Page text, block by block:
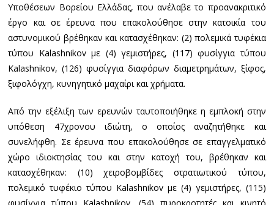
Υποθέσεων Βορείου Ελλάδας, που ανέλαβε το προανακριτικό
έργο και σε έρευνα που επακολούθησε στην κατοικία του
αστυνομικού βρέθηκαν και κατασχέθηκαν: (2) πολεμικά τυφέκια
τύπου Kalashnikov με (4) γεμιστήρες, (117) φυσίγγια τύπου
Kalashnikov, (126) φυσίγγια διαφόρων διαμετρημάτων, ξίφος,
ξιφολόγχη, κυνηγητικό μαχαίρι και χρήματα.
Από την εξέλιξη των ερευνών ταυτοποιήθηκε η εμπλοκή στην
υπόθεση 47χρονου ιδιώτη, ο οποίος αναζητήθηκε και
συνελήφθη. Σε έρευνα που επακολούθησε σε επαγγελματικό
χώρο ιδιοκτησίας του και στην κατοχή του, βρέθηκαν και
κατασχέθηκαν: (10) χειροβομβίδες στρατιωτικού τύπου,
πολεμικό τυφέκιο τύπου Kalashnikov με (4) γεμιστήρες, (115)
φυσίγγια τύπου Kalashnikov, (54) πυροκροτητές και κινητό